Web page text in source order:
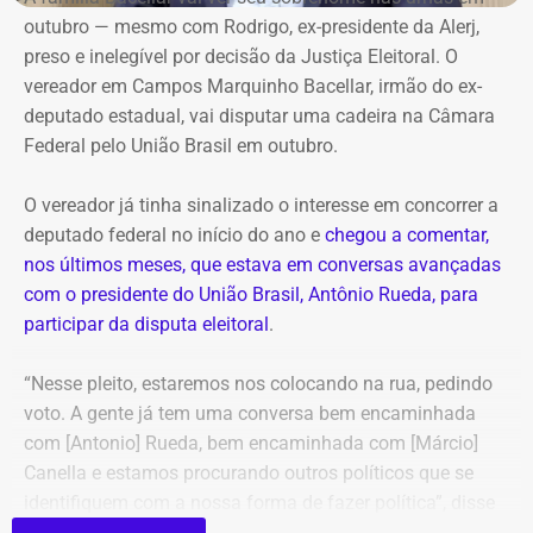
afirma que tentou descobrir quanto recebe o prefeito, mas
não conseguiu porque o Portal da Transparência estava
fora do ar.
Oficialmente, o município integra o Noroeste Fluminense
e tinha população estimada em 7.584 habitantes até o
R$ 28.435,51 em 2023. Em 2024, a prefeitura
contabilizou R$ 97,4 milhões em receitas brutas.
Dados usados no vídeo levantam
Algumas das informações apresentadas por Victor
Antoun, no entanto, precisam ser contextualizadas.
outubro — mesmo com Rodrigo, ex-presidente da Alerj,
preso e inelegível por decisão da Justiça Eleitoral. O
vereador em Campos Marquinho Bacellar, irmão do ex-
deputado estadual, vai disputar uma cadeira na Câmara
Federal pelo União Brasil em outubro.
O vereador já tinha sinalizado o interesse em concorrer a
deputado federal no início do ano e chegou a comentar,
nos últimos meses, que estava em conversas avançadas
com o presidente do União Brasil, Antônio Rueda, para
participar da disputa eleitoral .
“Nesse pleito, estaremos nos colocando na rua, pedindo
voto. A gente já tem uma conversa bem encaminhada
com [Antonio] Rueda, bem encaminhada com [Márcio]
Canella e estamos procurando outros políticos que se